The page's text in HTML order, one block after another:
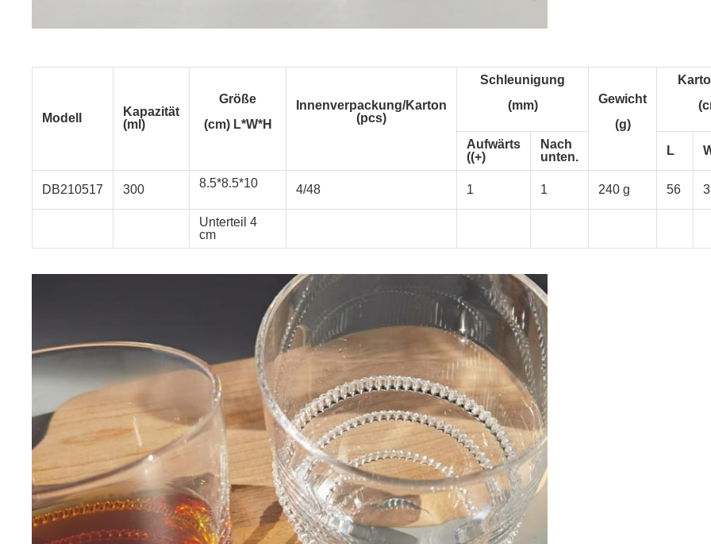
Modell
Kapazität
(ml)
Größe
(cm) L*W*H
Innenverpackung/Karton
(pcs)
Schleunigung
(mm)
Gewicht
(g)
Aufwärts
((+)
Nach
unten.
L
DB210517 300 8.5*8.5*10 4/48 1 1 240 g 56
Unterteil 4
cm